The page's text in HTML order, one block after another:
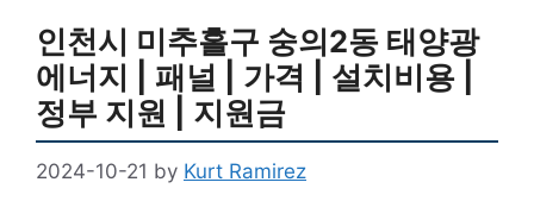
인천시 미추홀구 숭의2동 태양광
에너지 | 패널 | 가격 | 설치비용 |
정부 지원 | 지원금
2024-10-21 by Kurt Ramirez